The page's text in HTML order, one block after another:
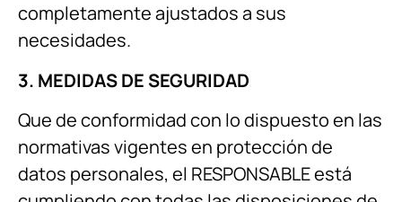
completamente ajustados a sus
necesidades.
3. MEDIDAS DE SEGURIDAD
Que de conformidad con lo dispuesto en las
normativas vigentes en protección de
datos personales, el RESPONSABLE está